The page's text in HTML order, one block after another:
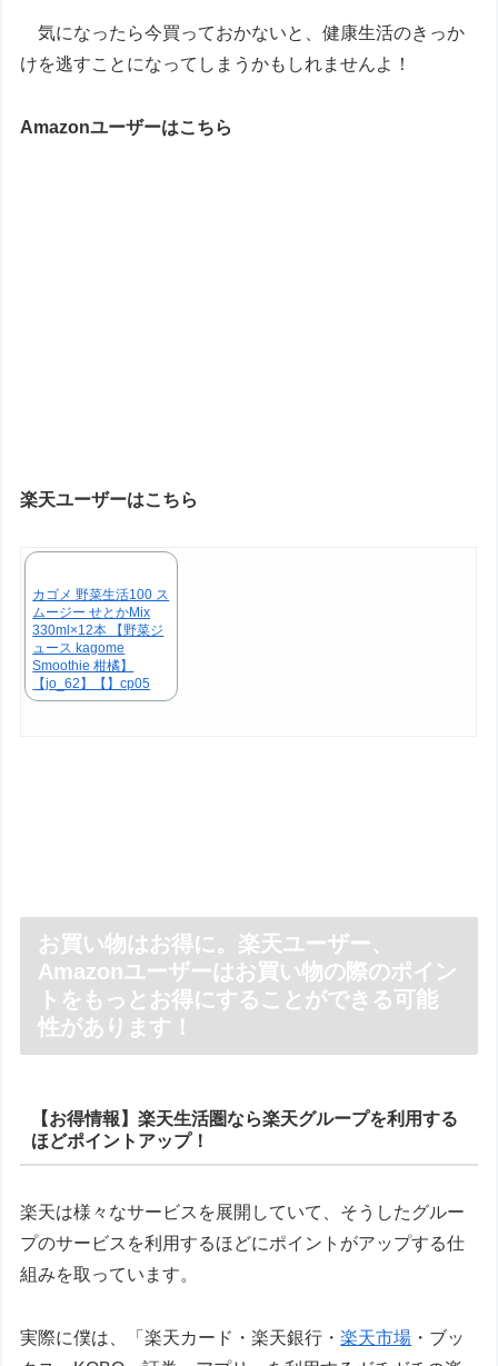
気になったら今買っておかないと、健康生活のきっか
けを逃すことになってしまうかもしれませんよ！
Amazonユーザーはこちら
楽天ユーザーはこちら
カゴメ 野菜生活100 ス
ムージー せとかMix
330ml×12本 【野菜ジ
ュース kagome
Smoothie 柑橘】
【jo_62】【】cp05
お買い物はお得に。楽天ユーザー、
Amazonユーザーはお買い物の際のポイン
トをもっとお得にすることができる可能
性があります！
【お得情報】楽天生活圏なら楽天グループを利用する
ほどポイントアップ！
楽天は様々なサービスを展開していて、そうしたグルー
プのサービスを利用するほどにポイントがアップする仕
組みを取っています。
実際に僕は、「楽天カード・楽天銀行・楽天市場 ・ブッ